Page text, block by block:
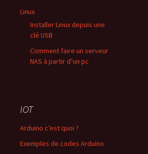
Linux
Installer Linux depuis une
clé USB
Comment faire un serveur
NAS à partir d’un pc
IOT
Arduino c’est quoi ?
Exemples de codes Arduino